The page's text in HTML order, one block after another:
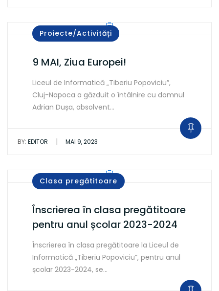
Proiecte/Activități
9 MAI, Ziua Europei!
Liceul de Informatică „Tiberiu Popoviciu”,
Cluj-Napoca a găzduit o întâlnire cu domnul
Adrian Dușa, absolvent…
BY: EDITOR | MAI 9, 2023
Clasa pregătitoare
Înscrierea în clasa pregătitoare
pentru anul școlar 2023-2024
Înscrierea în clasa pregătitoare la Liceul de
Informatică „Tiberiu Popoviciu”, pentru anul
școlar 2023-2024, se…